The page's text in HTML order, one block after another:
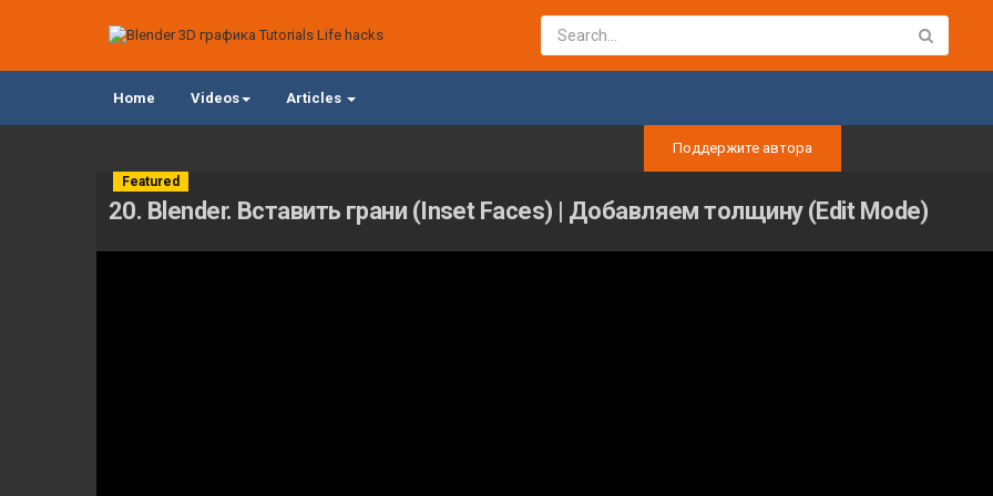
Home Videos Articles
Поддержите автора
Featured
20. Blender. Вставить грани (Inset Faces) | Добавляем толщину (Edit Mode)